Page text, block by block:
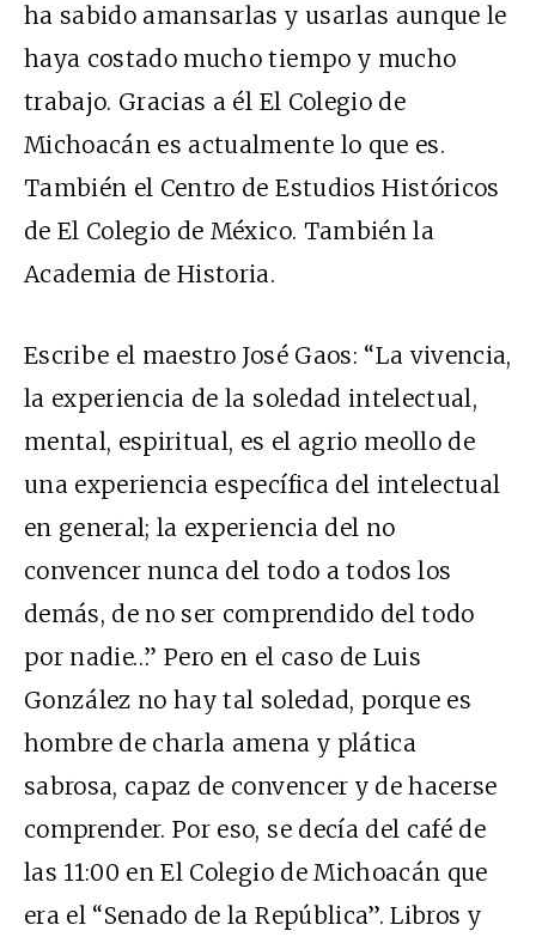
ha sabido amansarlas y usarlas aunque le
haya costado mucho tiempo y mucho
trabajo. Gracias a él El Colegio de
Michoacán es actualmente lo que es.
También el Centro de Estudios Históricos
de El Colegio de México. También la
Academia de Historia.
Escribe el maestro José Gaos: “La vivencia,
la experiencia de la soledad intelectual,
mental, espiritual, es el agrio meollo de
una experiencia específica del intelectual
en general; la experiencia del no
convencer nunca del todo a todos los
demás, de no ser comprendido del todo
por nadie…” Pero en el caso de Luis
González no hay tal soledad, porque es
hombre de charla amena y plática
sabrosa, capaz de convencer y de hacerse
comprender. Por eso, se decía del café de
las 11:00 en El Colegio de Michoacán que
era el “Senado de la República”. Libros y